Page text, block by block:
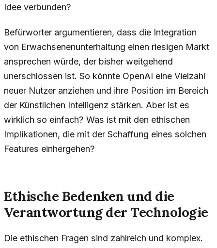
Idee verbunden?
Befürworter argumentieren, dass die Integration
von Erwachsenenunterhaltung einen riesigen Markt
ansprechen würde, der bisher weitgehend
unerschlossen ist. So könnte OpenAI eine Vielzahl
neuer Nutzer anziehen und ihre Position im Bereich
der Künstlichen Intelligenz stärken. Aber ist es
wirklich so einfach? Was ist mit den ethischen
Implikationen, die mit der Schaffung eines solchen
Features einhergehen?
Ethische Bedenken und die
Verantwortung der Technologie
Die ethischen Fragen sind zahlreich und komplex.